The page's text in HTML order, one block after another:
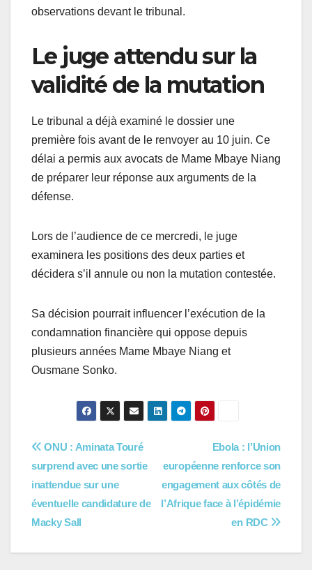
observations devant le tribunal.
Le juge attendu sur la
validité de la mutation
Le tribunal a déjà examiné le dossier une
première fois avant de le renvoyer au 10 juin. Ce
délai a permis aux avocats de Mame Mbaye Niang
de préparer leur réponse aux arguments de la
défense.
Lors de l’audience de ce mercredi, le juge
examinera les positions des deux parties et
décidera s’il annule ou non la mutation contestée.
Sa décision pourrait influencer l’exécution de la
condamnation financière qui oppose depuis
plusieurs années Mame Mbaye Niang et
Ousmane Sonko.
Navigation
de
l’article
Ebola : l’Union
européenne renforce son
engagement aux côtés de
l’Afrique face à l’épidémie
en RDC
ONU : Aminata Touré
surprend avec une sortie
inattendue sur une
éventuelle candidature de
Macky Sall